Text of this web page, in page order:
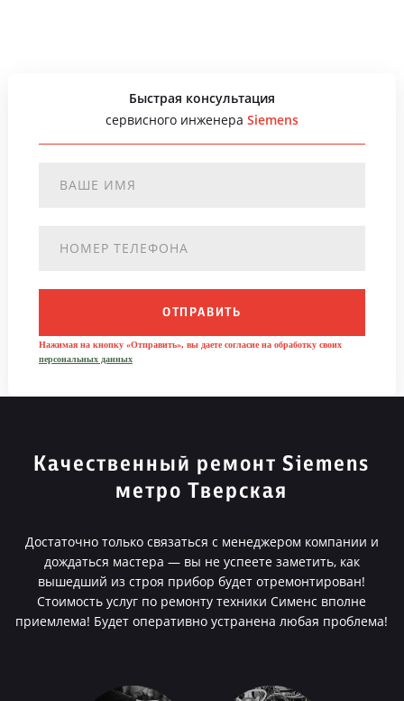
Быстрая консультация
сервисного инженера Siemens
ОТПРАВИТЬ
Нажимая на кнопку «Отправить», вы даете согласие на обработку своих
персональных данных
Качественный ремонт Siemens
метро Тверская
Достаточно только связаться с менеджером компании и
дождаться мастера — вы не успеете заметить, как
вышедший из строя прибор будет отремонтирован!
Стоимость услуг по ремонту техники Сименс вполне
приемлема! Будет оперативно устранена любая проблема!